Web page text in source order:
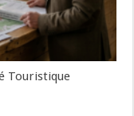
Touristique